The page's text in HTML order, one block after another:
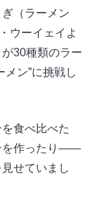
（ラーメン
ウーイェイよ
30種類のラー
メン”に挑戦し
食べ比べた
を作ったり――
せていまし